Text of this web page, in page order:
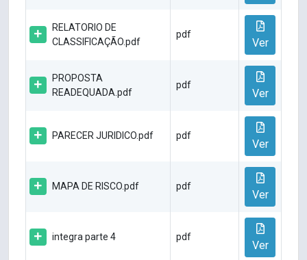
RELATORIO DE
CLASSIFICAÇÃO.pdf
pdf
Ver
PROPOSTA
READEQUADA.pdf
pdf
Ver
PARECER JURIDICO.pdf pdf
Ver
MAPA DE RISCO.pdf pdf
Ver
integra parte 4 pdf
Ver